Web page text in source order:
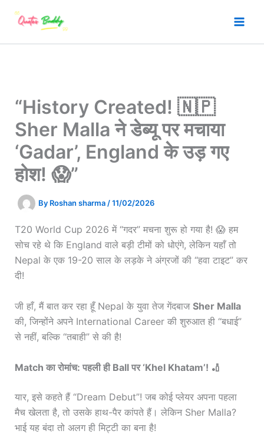
“History Created! 🇳🇵
Sher Malla ने डेब्यू पर मचाया
‘Gadar’, England के उड़ गए
होश! 😱”
By Roshan sharma /11/02/2026
T20 World Cup 2026 में “गदर” मचना शुरू हो गया है! 😱 हम
सोच रहे थे कि England वाले बड़ी टीमों को धोएंगे, लेकिन यहाँ तो
Nepal के एक 19-20 साल के लड़के ने अंग्रजों की “हवा टाइट” कर
दी!
जी हाँ, मैं बात कर रहा हूँ Nepal के युवा तेज गेंदबाज Sher Malla
की, जिन्होंने अपने International Career की शुरुआत ही “बधाई”
से नहीं, बल्कि “तबाही” से की है!
Match का रोमांच: पहली ही Ball पर ‘Khel Khatam’! 🏏
यार, इसे कहते हैं “Dream Debut”! जब कोई प्लेयर अपना पहला
मैच खेलता है, तो उसके हाथ-पैर कांपते हैं। लेकिन Sher Malla?
भाई यह बंदा तो अलग ही मिट्टी का बना है!